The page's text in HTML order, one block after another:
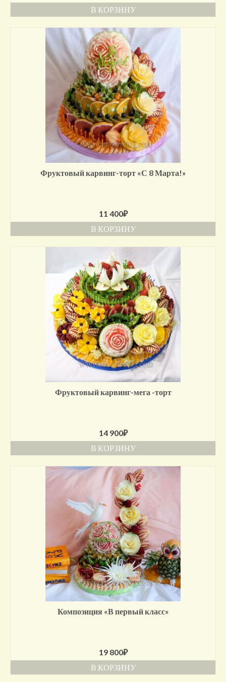
В КОРЗИНУ
Фруктовый карвинг-торт «С 8 Марта!»
11 400₽
В КОРЗИНУ
Фруктовый карвинг-мега -торт
14 900₽
В КОРЗИНУ
Композиция «В первый класс»
19 800₽
В КОРЗИНУ